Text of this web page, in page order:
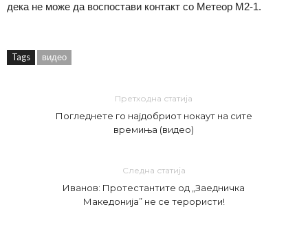
дека не може да воспостави контакт со Метеор М2-1.
Tags видео
Претходна статија
Погледнете го најдобриот нокаут на сите
времиња (видео)
Следна статија
Иванов: Протестантите од „Заедничка
Македонија” не се терористи!